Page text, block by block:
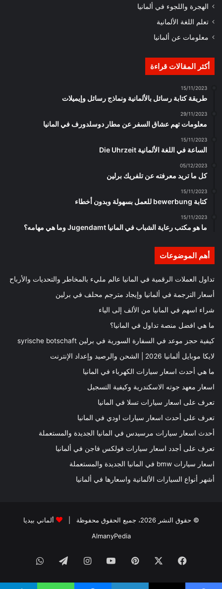
الهجرة واللجوء في ألمانيا
تعلم اللغة الألمانية
معلومات عن ألمانيا
أكثر المقالات قراءة
15/11/2023
طريقة كتابة رسائل بالألمانية ونماذج رسائل وإيميلات
29/11/2023
معلومات تهم عشاق السفر عن مطار دوسلدورف في المانيا
15/11/2023
الساعة في اللغة الألمانية Die Uhrzeit
05/12/2023
كل ما تريد معرفته عن تلفريك برلين
15/11/2023
كتابة bewerbung للعمل بسهولة وبدون أخطاء
15/11/2023
ما هو مكتب رعاية الشباب في المانيا Jugendamt وما هي مهامه؟
أهم الموضوعات
تداول العملات الرقمية في المانيا عالم مليء بالمخاطر والتحديات والأرباح
أسعار الترجمة في ألمانيا وإيجاد مترجم محلف في برلين
شراء اسهم في المانيا من الألف إلى الياء
ما هي افضل منصة تداول في المانيا؟
كيفية حجز موعد في السفارة السورية في برلين syrische botschaft
لايكا موبايل ألمانيا 2026 | الشحن والرصيد وإعداد الإنترنت
ما هي أحدث اسعار سيارات الكهرباء في المانيا
اسعار معهد جوته الاسكندرية وكيفية التسجيل
تعرف على اسعار سيارات تسلا في المانيا
تعرف على أحدث اسعار سيارات اودي في المانيا
أحدث اسعار سيارات مرسيدس في المانيا الجديدة والمستعملة
تعرف على أجدد اسعار سيارات فولكس فاجن في ألمانيا
اسعار سيارات bmw في المانيا الجديدة والمستعملة
أشهر أنواع السيارات الألمانية واسعارها في ألمانيا
© حقوق النشر 2026، جميع الحقوق محفوظة |
ألماني بيديا
AlmanyPedia
فيسبوك بينتيريست‫YouTubeانستقرامتيلقرامواتساب